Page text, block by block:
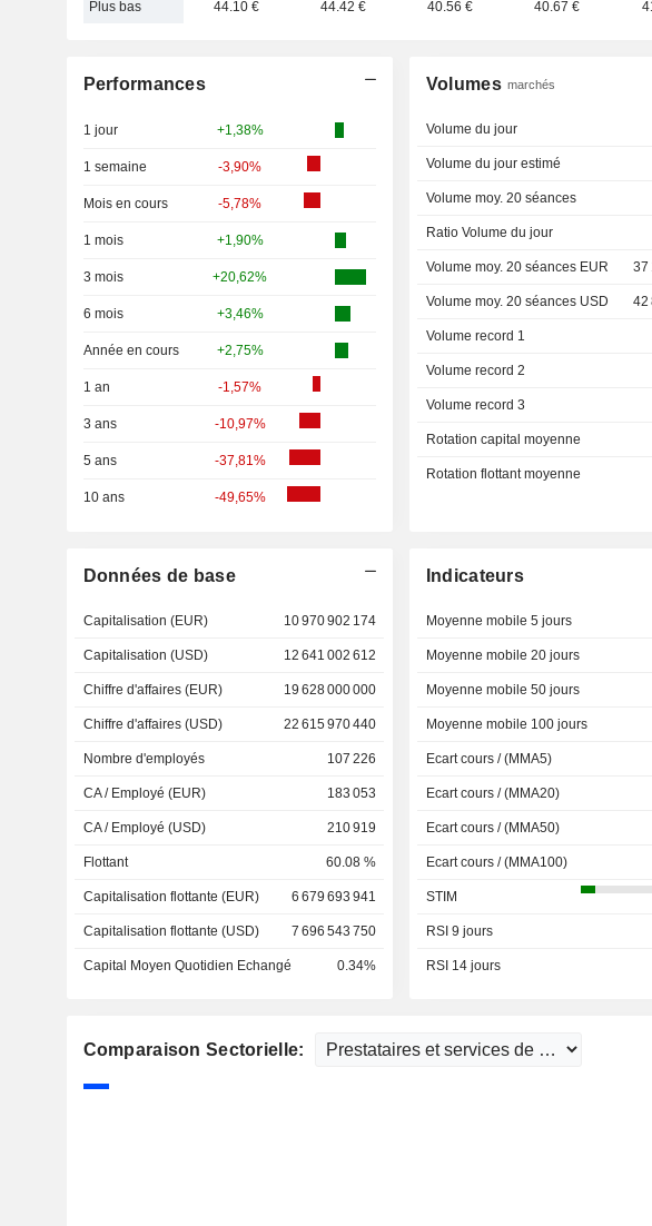
Plus bas 44.10 € 44.42 € 40.56 € 40.67 €
Performances
1 jour +1,38%
1 semaine -3,90%
Mois en cours -5,78%
1 mois +1,90%
3 mois +20,62%
6 mois +3,46%
Année en cours +2,75%
1 an -1,57%
3 ans -10,97%
5 ans -37,81%
10 ans -49,65%
Volumes marchés
Volume du jour
Volume du jour estimé
Volume moy. 20 séances
Ratio Volume du jour
Volume moy. 20 séances EUR 37
Volume moy. 20 séances USD 42
Volume record 1
Volume record 2
Volume record 3
Rotation capital moyenne
Rotation flottant moyenne
Données de base
Capitalisation (EUR) 10 970 902 174
Capitalisation (USD) 12 641 002 612
Chiffre d'affaires (EUR) 19 628 000 000
Chiffre d'affaires (USD) 22 615 970 440
Nombre d'employés 107 226
CA / Employé (EUR) 183 053
CA / Employé (USD) 210 919
Flottant 60.08 %
Capitalisation flottante (EUR) 6 679 693 941
Capitalisation flottante (USD) 7 696 543 750
Capital Moyen Quotidien Echangé 0.34%
Indicateurs
Moyenne mobile 5 jours
Moyenne mobile 20 jours
Moyenne mobile 50 jours
Moyenne mobile 100 jours
Ecart cours / (MMA5)
Ecart cours / (MMA20)
Ecart cours / (MMA50)
Ecart cours / (MMA100)
STIM
RSI 9 jours
RSI 14 jours
Comparaison Sectorielle: